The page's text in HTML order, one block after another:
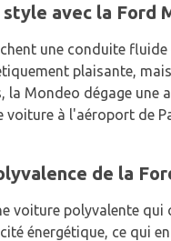
avec la Ford
une conduite
plaisante,
la Mondeo dégage une
voiture à l'aéroport de
de la
voiture polyvalente
énergétique, ce qui